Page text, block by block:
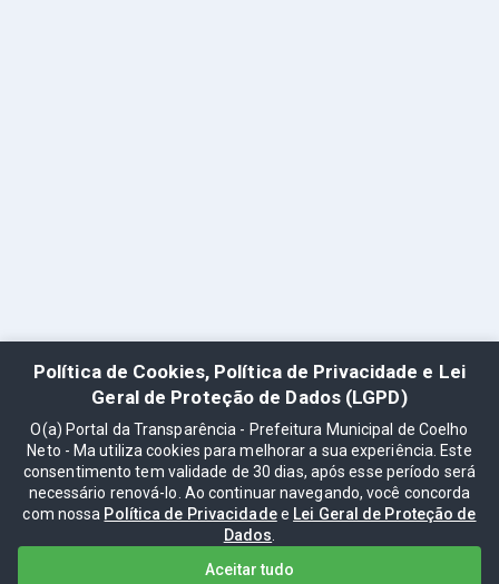
Política de Cookies, Política de Privacidade e Lei
Geral de Proteção de Dados (LGPD)
O(a) Portal da Transparência - Prefeitura Municipal de Coelho
Neto - Ma utiliza cookies para melhorar a sua experiência. Este
consentimento tem validade de 30 dias, após esse período será
necessário renová-lo. Ao continuar navegando, você concorda
com nossa Política de Privacidadee Lei Geral de Proteção de
Dados
Aceitar tudo